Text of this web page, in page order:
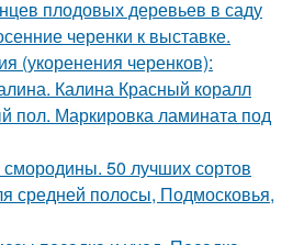
плодовых деревьев в саду
черенки к выставке.
(укоренения черенков):
Калина Красный коралл
пол. Маркировка ламината под
50 лучших сортов
средней полосы, Подмосковья,